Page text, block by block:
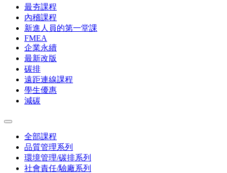
最夯課程
內稽課程
新進人員的第一堂課
FMEA
企業永續
最新改版
碳排
遠距連線課程
學生優惠
減碳
全部課程
品質管理系列
環境管理/碳排系列
社會責任/驗廠系列